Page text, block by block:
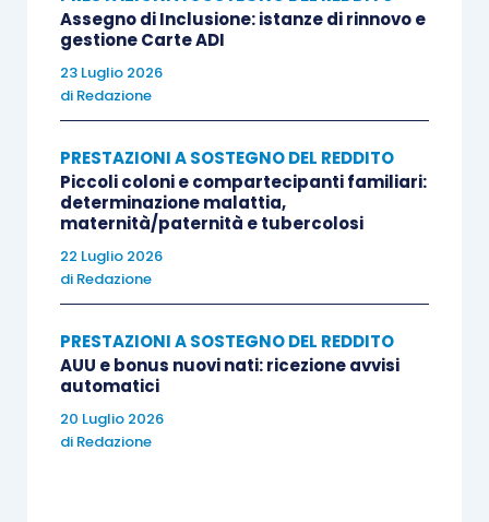
Assegno di Inclusione: istanze di rinnovo e
gestione Carte ADI
23 Luglio 2026
di Redazione
PRESTAZIONI A SOSTEGNO DEL REDDITO
Piccoli coloni e compartecipanti familiari:
determinazione malattia,
maternità/paternità e tubercolosi
22 Luglio 2026
di Redazione
PRESTAZIONI A SOSTEGNO DEL REDDITO
AUU e bonus nuovi nati: ricezione avvisi
automatici
20 Luglio 2026
di Redazione